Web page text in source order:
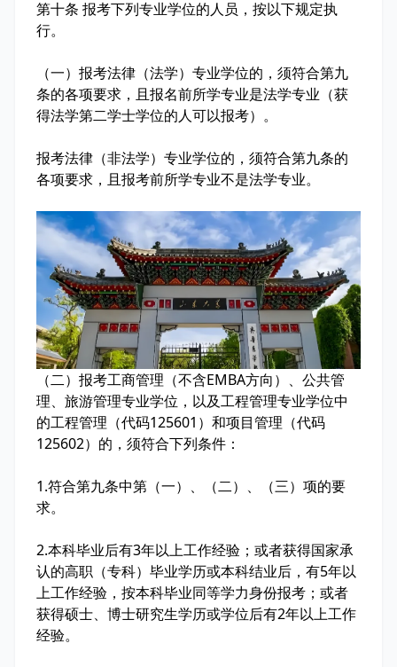
第十条 报考下列专业学位的人员，按以下规定执
行。
（一）报考法律（法学）专业学位的，须符合第九
条的各项要求，且报名前所学专业是法学专业（获
得法学第二学士学位的人可以报考）。
报考法律（非法学）专业学位的，须符合第九条的
各项要求，且报考前所学专业不是法学专业。
（二）报考工商管理（不含EMBA方向）、公共管
理、旅游管理专业学位，以及工程管理专业学位中
的工程管理（代码125601）和项目管理（代码
125602）的，须符合下列条件：
1.符合第九条中第（一）、（二）、（三）项的要
求。
2.本科毕业后有3年以上工作经验；或者获得国家承
认的高职（专科）毕业学历或本科结业后，有5年以
上工作经验，按本科毕业同等学力身份报考；或者
获得硕士、博士研究生学历或学位后有2年以上工作
经验。